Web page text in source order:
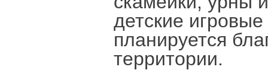
детские
планируется
территории.